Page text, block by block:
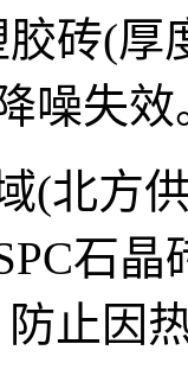
胶砖(
噪失效
方供
石
止因